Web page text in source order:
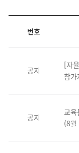
번호
공지
[자
참가
공지
교육
(8